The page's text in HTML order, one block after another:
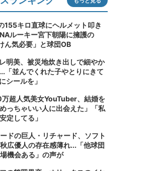
155キロ直球にヘルメット叩き
ルーキー宮下朝陽に擁護の
気必要」と球団OB
明美、被災地炊き出しで細やか
「並んでくれた子やとりにきて
シールを」
超人気美女YouTuber、結婚を
っちゃいい人に出会えた」「私
定してる」
ドの巨人・リチャード、ソフト
広優人の存在感薄れ...「他球団
機会ある」の声が